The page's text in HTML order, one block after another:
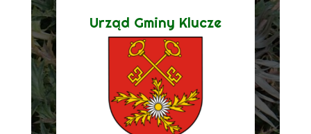
Urząd Gminy Klucze